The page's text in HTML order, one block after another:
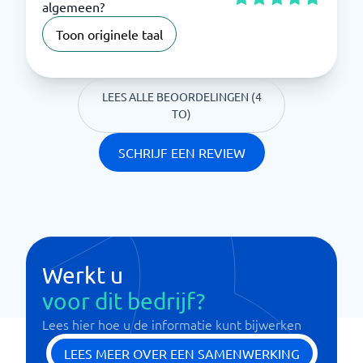
algemeen?
Toon originele taal
LEES ALLE BEOORDELINGEN (4
TO)
SCHRIJF EEN REVIEW
Werkt u
voor dit bedrijf?
Lees hier hoe u de informatie kunt bijwerken
LEES MEER OVER EEN SAMENWERKING